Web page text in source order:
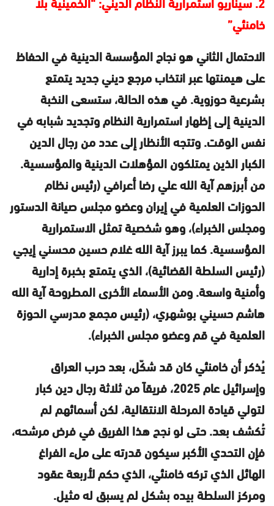
خامنئي”
الاحتمال الثاني هو نجاح المؤسسة الدينية في الحفاظ
على هيمنتها عبر انتخاب مرجع ديني جديد يتمتع
بشرعية حوزوية. في هذه الحالة، ستسعى النخبة
الدينية إلى إظهار استمرارية النظام وتجديد شبابه في
نفس الوقت. وتتجه الأنظار إلى عدد من رجال الدين
الكبار الذين يمتلكون المؤهلات الدينية والمؤسسية.
من أبرزهم آية الله علي رضا أعرافي (رئيس نظام
الحوزات العلمية في إيران وعضو مجلس صيانة الدستور
ومجلس الخبراء)، وهو شخصية تمثل الاستمرارية
المؤسسية. كما يبرز آية الله غلام حسين محسني إيجي
(رئيس السلطة القضائية)، الذي يتمتع بخبرة إدارية
وأمنية واسعة. ومن الأسماء الأخرى المطروحة آية الله
هاشم حسيني بوشهري، (رئيس مجمع مدرسي الحوزة
العلمية في قم وعضو مجلس الخبراء).
يُذكر أن خامنئي كان قد شكّل، بعد حرب العراق
وإسرائيل عام 2025، فريقاً من ثلاثة رجال دين كبار
لتولي قيادة المرحلة الانتقالية، لكن أسمائهم لم
تُكشف بعد. حتى لو نجح هذا الفريق في فرض مرشحه،
فإن التحدي الأكبر سيكون قدرته على ملء الفراغ
الهائل الذي تركه خامنئي، الذي حكم لأربعة عقود
ومركز السلطة بيده بشكل لم يسبق له مثيل.